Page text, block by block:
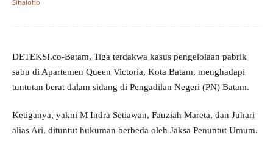
DETEKSI.co-Batam, Tiga terdakwa kasus pengelolaan pabrik
sabu di Apartemen Queen Victoria, Kota Batam, menghadapi
tuntutan berat dalam sidang di Pengadilan Negeri (PN) Batam.
Ketiganya, yakni M Indra Setiawan, Fauziah Mareta, dan Juhari
alias Ari, dituntut hukuman berbeda oleh Jaksa Penuntut Umum.